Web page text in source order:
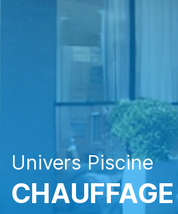
Univers Piscine
CHAUFFAGE